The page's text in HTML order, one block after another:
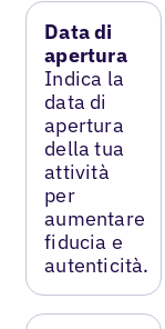
Data di
apertura
Indica la
data di
apertura
della tua
attività
per
aumentare
fiducia e
autenticità.